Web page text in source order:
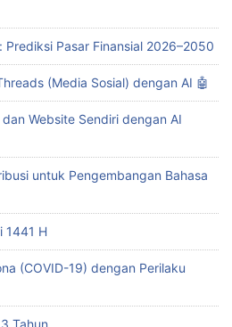
Prediksi Pasar Finansial 2026–2050
(Media Sosial) dengan AI 🤖
Website Sendiri dengan AI
untuk Pengembangan Bahasa
1441 H
(COVID-19) dengan Perilaku
Tahun…